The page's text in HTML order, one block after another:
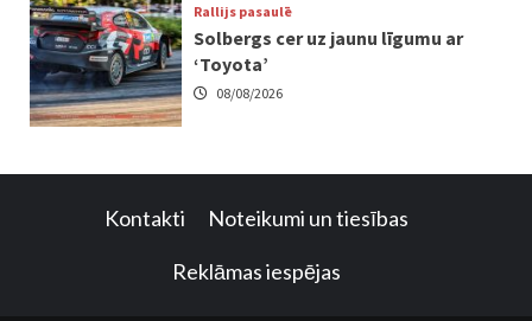
Rallijs pasaulē
Solbergs cer uz jaunu līgumu ar
‘Toyota’
08/08/2026
Kontakti Noteikumi un tiesības
Reklāmas iespējas